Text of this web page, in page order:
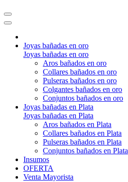
Joyas bañadas en oro
Joyas bañadas en oro
Aros bañados en oro
Collares bañados en oro
Pulseras bañados en oro
Colgantes bañados en oro
Conjuntos bañados en oro
Joyas bañadas en Plata
Joyas bañadas en Plata
Aros bañados en Plata
Collares bañados en Plata
Pulseras bañados en Plata
Conjuntos bañados en Plata
Insumos
OFERTA
Venta Mayorista